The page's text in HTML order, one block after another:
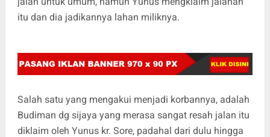
itu dan dia jadikannya lahan miliknya.
Salah satu yang mengakui menjadi korbannya, adalah
Budiman dg sijaya yang merasa sangat resah jalan itu
diklaim oleh Yunus kr. Sore, padahal dari dulu hingga